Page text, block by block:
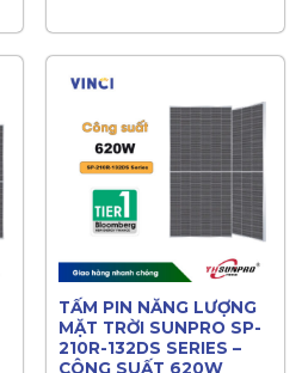
TẤM PIN NĂNG LƯỢNG
MẶT TRỜI SUNPRO SP-
210R-132DS SERIES –
CÔNG SUẤT 620W